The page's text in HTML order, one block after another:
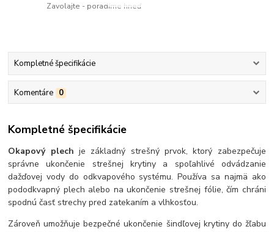
Zavolajte - poradíme hneď
Kompletné špecifikácie
Komentáre 0
Kompletné špecifikácie
Okapový plech je základný strešný prvok, ktorý zabezpečuje
správne ukončenie strešnej krytiny a spoľahlivé odvádzanie
dažďovej vody do odkvapového systému. Používa sa najmä ako
pododkvapný plech alebo na ukončenie strešnej fólie, čím chráni
spodnú časť strechy pred zatekaním a vlhkosťou.
Zároveň umožňuje bezpečné ukončenie šindľovej krytiny do žľabu